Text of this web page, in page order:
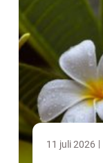
11 juli 2026